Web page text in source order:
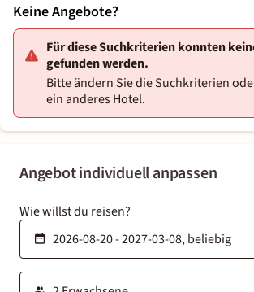
Angebot individuell anpassen
Wie willst du reisen?
Keine Angebote?
Für diese Suchkriterien konnten
gefunden werden.
Bitte ändern Sie die Suchkriterien
ein anderes Hotel.